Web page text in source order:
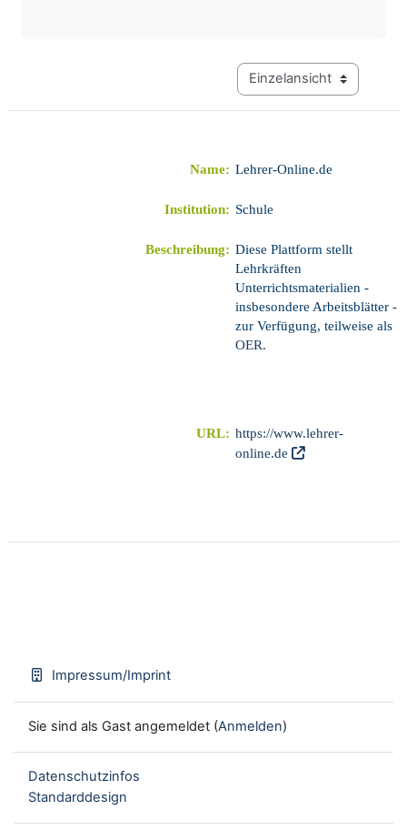
Modus Tertiärnavigation
Name: Lehrer-Online.de
Institution: Schule
Beschreibung: Diese Plattform stellt
Lehrkräften
Unterrichtsmaterialien -
insbesondere Arbeitsblätter -
zur Verfügung, teilweise als
OER.
URL: https://www.lehrer-
online.de
Impressum/Imprint
Sie sind als Gast angemeldet (Anmelden)
Datenschutzinfos
Standarddesign